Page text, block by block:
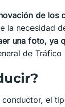
de los
la necesidad
una foto, ya
de Tráfico
el